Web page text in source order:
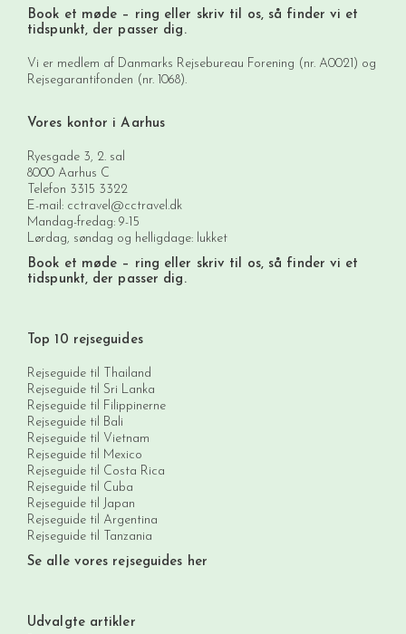
Book et møde – ring eller skriv til os, så finder vi et
tidspunkt, der passer dig.
Vi er medlem af Danmarks Rejsebureau Forening (nr. A0021) og
Rejsegarantifonden (nr. 1068).
Vores kontor i Aarhus
Ryesgade 3, 2. sal
8000 Aarhus C
Telefon 3315 3322
E-mail: cctravel@cctravel.dk
Mandag-fredag: 9-15
Lørdag, søndag og helligdage: lukket
Book et møde – ring eller skriv til os, så finder vi et
tidspunkt, der passer dig.
Top 10 rejseguides
Rejseguide til Thailand
Rejseguide til Sri Lanka
Rejseguide til Filippinerne
Rejseguide til Bali
Rejseguide til Vietnam
Rejseguide til Mexico
Rejseguide til Costa Rica
Rejseguide til Cuba
Rejseguide til Japan
Rejseguide til Argentina
Rejseguide til Tanzania
Se alle vores rejseguides her
Udvalgte artikler